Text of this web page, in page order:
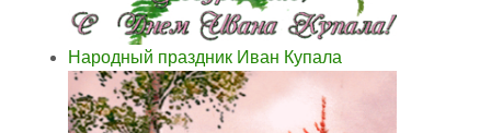
Народный праздник Иван Купала